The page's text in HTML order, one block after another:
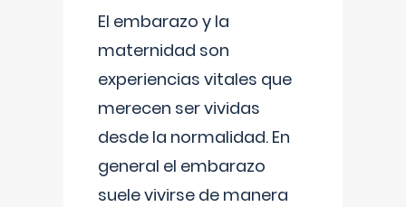
El embarazo y la
maternidad son
experiencias vitales que
merecen ser vividas
desde la normalidad. En
general el embarazo
suele vivirse de manera